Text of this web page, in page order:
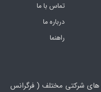
تماس با ما
درباره ما
راهنما
های شرکتی مختلف ( فرگرانس